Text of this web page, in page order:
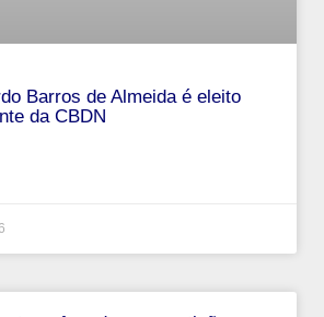
Barros de Almeida é eleito
da CBDN